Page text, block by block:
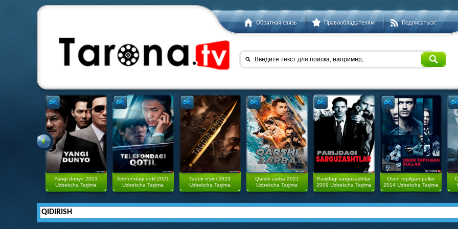
Обратная связь Правообладателям Подписаться!
Введите текст для поиска, например,
Yangi dunyo 2013
Uzbekcha Tarjima
Telefondagi qotil 2021
Uzbekcha Tarjima
Taqdir o'yini 2023
Uzbekcha Tarjima
Qarshi zarba 2021
Uzbekcha Tarjima
Parijdagi sarguzashtlar
2009 Uzbekcha Tarjima
Oson topilgan pullar
2014 Uzbekcha Tarjima